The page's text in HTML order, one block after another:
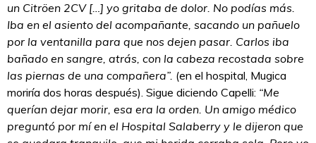
un Citröen 2CV […] yo gritaba de dolor. No podías más.
Iba en el asiento del acompañante, sacando un pañuelo
por la ventanilla para que nos dejen pasar. Carlos iba
bañado en sangre, atrás, con la cabeza recostada sobre
las piernas de una compañera”. (en el hospital, Mugica
moriría dos horas después). Sigue diciendo Capelli: “Me
querían dejar morir, esa era la orden. Un amigo médico
preguntó por mí en el Hospital Salaberry y le dijeron que